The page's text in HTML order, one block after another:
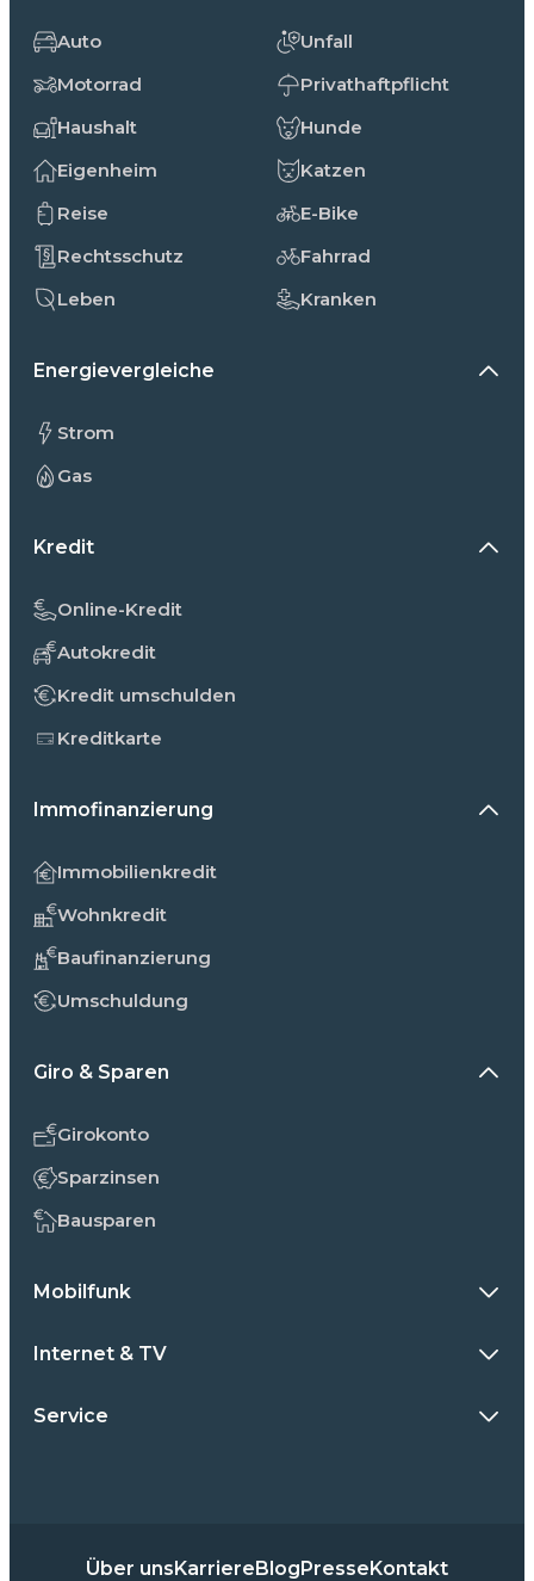
Auto
Motorrad
Haushalt
Eigenheim
Reise
Rechtsschutz
Leben
Unfall
Privathaftpflicht
Hunde
Katzen
E-Bike
Fahrrad
Kranken
Energievergleiche
Strom
Gas
Kredit
Online-Kredit
Autokredit
Kredit umschulden
Kreditkarte
Immofinanzierung
Immobilienkredit
Wohnkredit
Baufinanzierung
Umschuldung
Giro & Sparen
Girokonto
Sparzinsen
Bausparen
Mobilfunk
Internet & TV
Service
Über unsKarriereBlogPresseKontakt